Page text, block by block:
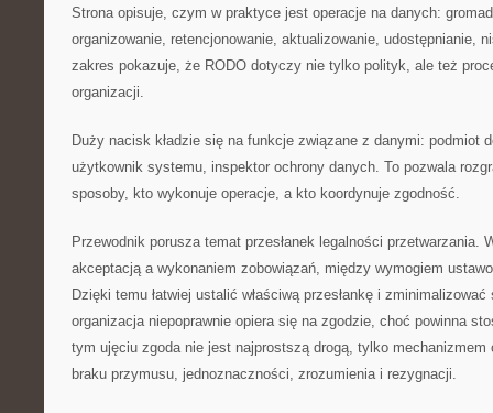
Strona opisuje, czym w praktyce jest operacje na danych:
organizowanie, retencjonowanie, aktualizowanie, udostępnianie,
zakres pokazuje, że RODO dotyczy nie tylko polityk, ale też
organizacji.
Duży nacisk kładzie się na funkcje związane z danymi: podmiot
użytkownik systemu, inspektor ochrony danych. To pozwala
sposoby, kto wykonuje operacje, a kto koordynuje zgodność.
Przewodnik porusza temat przesłanek legalności przetwarzania.
akceptacją a wykonaniem zobowiązań, między wymogiem
Dzięki temu łatwiej ustalić właściwą przesłankę i
organizacja niepoprawnie opiera się na zgodzie, choć powinna
tym ujęciu zgoda nie jest najprostszą drogą, tylko mechanizmem
braku przymusu, jednoznaczności, zrozumienia i rezygnacji.